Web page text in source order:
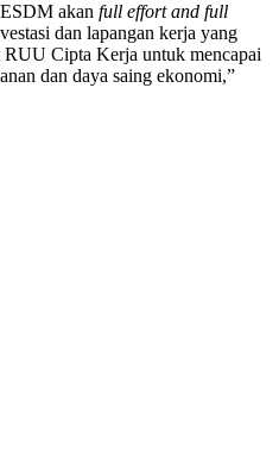
akan full effort and full
dan lapangan kerja yang
RUU Cipta Kerja untuk mencapai
dan daya saing ekonomi,”